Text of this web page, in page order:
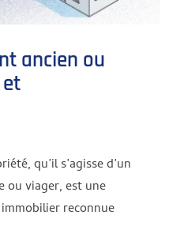
ancien ou
qu’il s’agisse d’un
ou viager, est une
reconnue